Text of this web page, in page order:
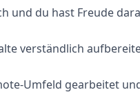
und du hast Freude
verständlich
Umfeld gearbeitet